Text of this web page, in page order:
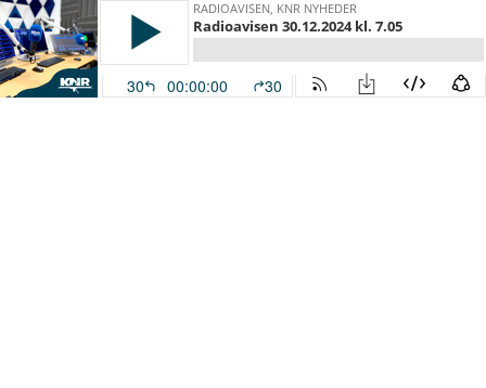
RADIOAVISEN, KNR NYHEDER
Radioavisen 30.12.2024 kl. 7.05
30 00:00:00 30